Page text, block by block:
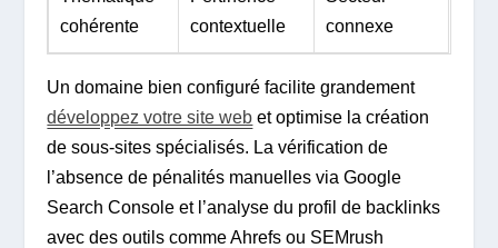
cohérente
contextuelle
connexe
Un domaine bien configuré facilite grandement
développez votre site web et optimise la création
de sous-sites spécialisés. La vérification de
l’absence de pénalités manuelles via Google
Search Console et l’analyse du profil de backlinks
avec des outils comme Ahrefs ou SEMrush